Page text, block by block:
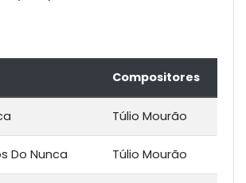
Compositores
Túlio Mourão
Do Nunca Túlio Mourão